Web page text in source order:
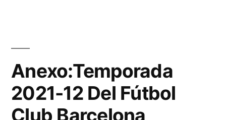
Anexo:Temporada
2021-12 Del Fútbol
Club Barcelona